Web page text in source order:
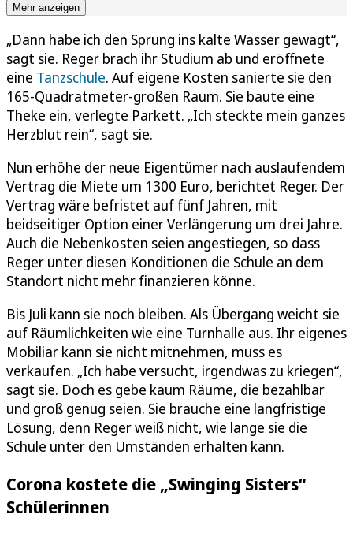
Mehr anzeigen
„Dann habe ich den Sprung ins kalte Wasser gewagt“,
sagt sie. Reger brach ihr Studium ab und eröffnete
eine Tanzschule. Auf eigene Kosten sanierte sie den
165-Quadratmeter-großen Raum. Sie baute eine
Theke ein, verlegte Parkett. „Ich steckte mein ganzes
Herzblut rein“, sagt sie.
Nun erhöhe der neue Eigentümer nach auslaufendem
Vertrag die Miete um 1300 Euro, berichtet Reger. Der
Vertrag wäre befristet auf fünf Jahren, mit
beidseitiger Option einer Verlängerung um drei Jahre.
Auch die Nebenkosten seien angestiegen, so dass
Reger unter diesen Konditionen die Schule an dem
Standort nicht mehr finanzieren könne.
Bis Juli kann sie noch bleiben. Als Übergang weicht sie
auf Räumlichkeiten wie eine Turnhalle aus. Ihr eigenes
Mobiliar kann sie nicht mitnehmen, muss es
verkaufen. „Ich habe versucht, irgendwas zu kriegen“,
sagt sie. Doch es gebe kaum Räume, die bezahlbar
und groß genug seien. Sie brauche eine langfristige
Lösung, denn Reger weiß nicht, wie lange sie die
Schule unter den Umständen erhalten kann.
Corona kostete die „Swinging Sisters“
Schülerinnen